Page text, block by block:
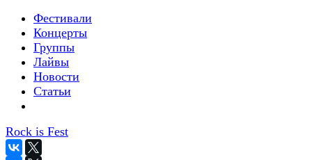
Фестивали
Концерты
Группы
Лайвы
Новости
Статьи
Rock is Fest